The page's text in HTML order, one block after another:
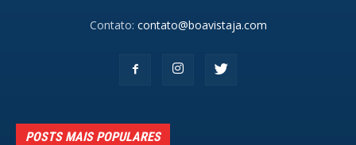
Contato: contato@boavistaja.com
POSTS MAIS POPULARES